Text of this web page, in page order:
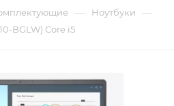
— Ноутбуки —
BGLW) Core i5